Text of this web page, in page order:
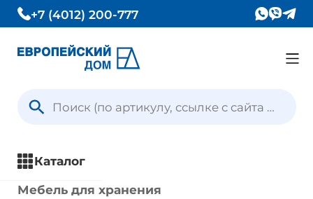
+7 (4012) 200-777
Каталог
Вопрос — Ответ
Отзывы
Каталог
Мебель для хранения